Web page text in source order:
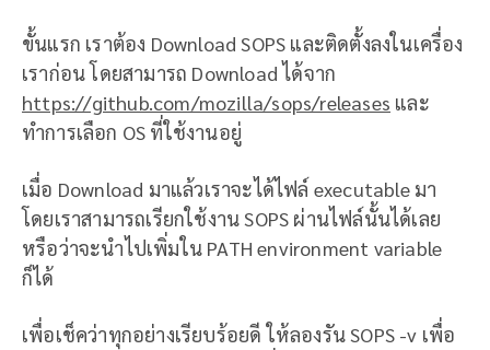
ขั้นแรก เราต้อง Download SOPS และติดตั้งลงในเครื่อง
เราก่อน โดยสามารถ Download ได้จาก
https://github.com/mozilla/sops/releases และ
ทำการเลือก OS ที่ใช้งานอยู่
เมื่อ Download มาแล้วเราจะได้ไฟล์ executable มา
โดยเราสามารถเรียกใช้งาน SOPS ผ่านไฟล์นั้นได้เลย
หรือว่าจะนำไปเพิ่มใน PATH environment variable
ก็ได้
เพื่อเช็คว่าทุกอย่างเรียบร้อยดี ให้ลองรัน SOPS -v เพื่อ